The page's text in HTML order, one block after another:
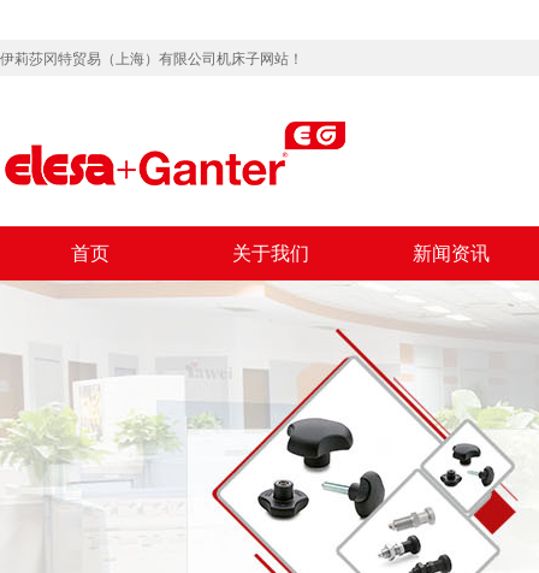
伊莉莎冈特贸易（上海）有限公司机床子网站！
首页 关于我们 新闻资讯